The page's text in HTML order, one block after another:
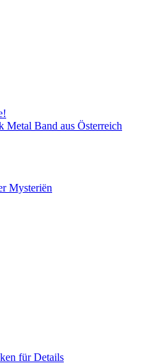
Metal Band aus Österreich
Mysteriën